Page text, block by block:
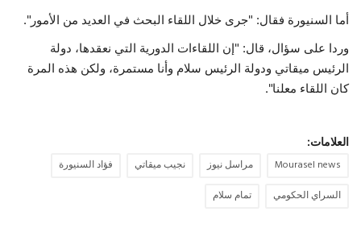
أما السنيورة فقال: "جرى خلال اللقاء البحث في العديد من الأمور".
وردا على سؤال، قال: "إن اللقاءات الدورية التي نعقدها، دولة
الرئيس ميقاتي ودولة الرئيس سلام وأنا مستمرة، ولكن هذه المرة
كان اللقاء معلنا".
العلامات:
Mourasel news مراسل نيوز نجيب ميقاتي
فؤاد السنيورة
السراي الحكومي
تمام سلام